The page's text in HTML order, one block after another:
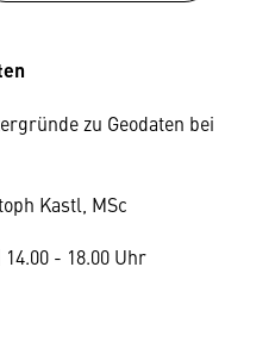
zu Geodaten bei
Kastl, MSc
- 18.00 Uhr